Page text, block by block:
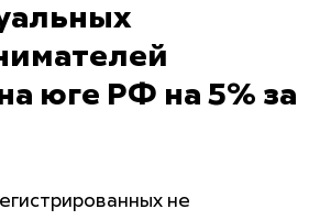
юге РФ на 5% за
не